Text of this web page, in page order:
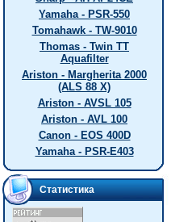
Yamaha - PSR-550
Tomahawk - TW-9010
Thomas - Twin TT
Aquafilter
Ariston - Margherita 2000
(ALS 88 X)
Ariston - AVSL 105
Ariston - AVL 100
Canon - EOS 400D
Yamaha - PSR-E403
Статистика